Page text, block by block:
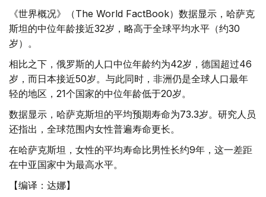
《世界概况》（The World FactBook）数据显示，哈萨克
斯坦的中位年龄接近32岁，略高于全球平均水平（约30
岁）。
相比之下，俄罗斯的人口中位年龄约为42岁，德国超过46
岁，而日本接近50岁。与此同时，非洲仍是全球人口最年
轻的地区，21个国家的中位年龄低于20岁。
数据显示，哈萨克斯坦的平均预期寿命为73.3岁。研究人员
还指出，全球范围内女性普遍寿命更长。
在哈萨克斯坦，女性的平均寿命比男性长约9年，这一差距
在中亚国家中为最高水平。
【编译：达娜】